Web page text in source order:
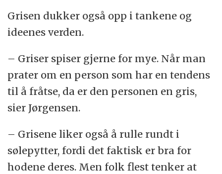
Grisen dukker også opp i tankene og
ideenes verden.
– Griser spiser gjerne for mye. Når man
prater om en person som har en tendens
til å fråtse, da er den personen en gris,
sier Jørgensen.
– Grisene liker også å rulle rundt i
sølepytter, fordi det faktisk er bra for
hodene deres. Men folk flest tenker at